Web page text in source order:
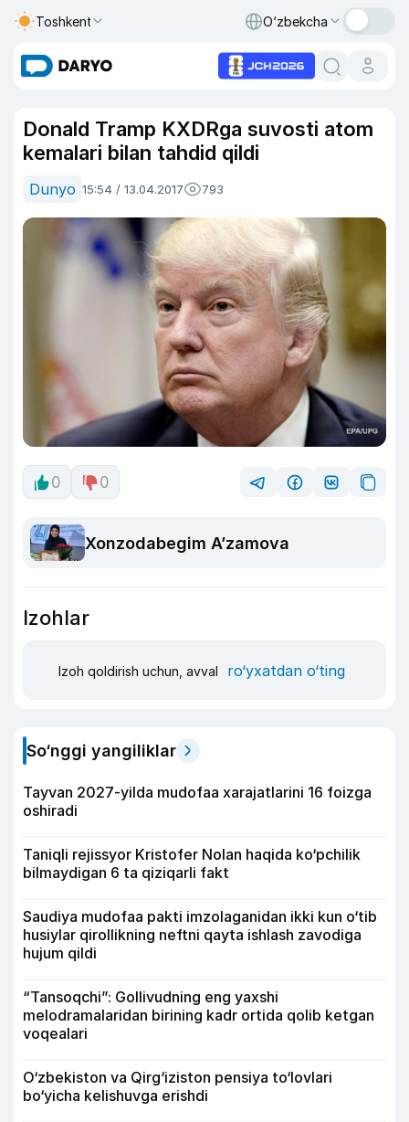
Toshkent O‘zbekcha
Donald Tramp KXDRga suvosti atom
kemalari bilan tahdid qildi
Dunyo 15:54 / 13.04.2017 793
0 0
Xonzodabegim A’zamova
Izohlar
Izoh qoldirish uchun, avval ro‘yxatdan o‘ting
So‘nggi yangiliklar
Tayvan 2027-yilda mudofaa xarajatlarini 16 foizga
oshiradi
Taniqli rejissyor Kristofer Nolan haqida ko‘pchilik
bilmaydigan 6 ta qiziqarli fakt
Saudiya mudofaa pakti imzolaganidan ikki kun o‘tib
husiylar qirollikning neftni qayta ishlash zavodiga
hujum qildi
“Tansoqchi”: Gollivudning eng yaxshi
melodramalaridan birining kadr ortida qolib ketgan
voqealari
O‘zbekiston va Qirg‘iziston pensiya to‘lovlari
bo‘yicha kelishuvga erishdi